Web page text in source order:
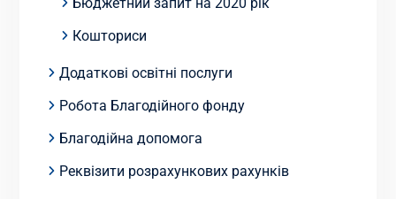
Кошториси
Додаткові освітні послуги
Робота Благодійного фонду
Благодійна допомога
Реквізити розрахункових рахунків